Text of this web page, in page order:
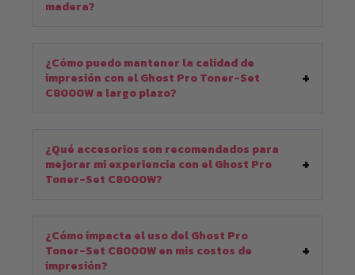
madera?
¿Cómo puedo mantener la calidad de
impresión con el Ghost Pro Toner-Set
C8000W a largo plazo?
¿Qué accesorios son recomendados para
mejorar mi experiencia con el Ghost Pro
Toner-Set C8000W?
¿Cómo impacta el uso del Ghost Pro
Toner-Set C8000W en mis costos de
impresión?